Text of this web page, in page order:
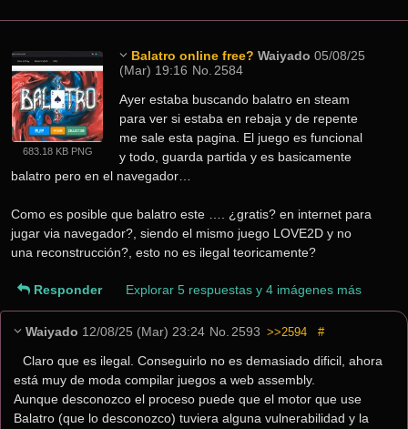
683.18 KB PNG
Balatro online free? Waiyado 05/08/25
(Mar) 19:16 No. 2584
Ayer estaba buscando balatro en steam
para ver si estaba en rebaja y de repente
me sale esta pagina. El juego es funcional
y todo, guarda partida y es basicamente
balatro pero en el navegador…
Como es posible que balatro este …. ¿gratis? en internet para
jugar via navegador?, siendo el mismo juego LOVE2D y no
una reconstrucción?, esto no es ilegal teoricamente?
Responder Explorar 5 respuestas y 4 imágenes más
Waiyado 12/08/25 (Mar) 23:24 No. 2593 >>2594 #
Claro que es ilegal. Conseguirlo no es demasiado dificil, ahora
está muy de moda compilar juegos a web assembly.
Aunque desconozco el proceso puede que el motor que use
Balatro (que lo desconozco) tuviera alguna vulnerabilidad y la